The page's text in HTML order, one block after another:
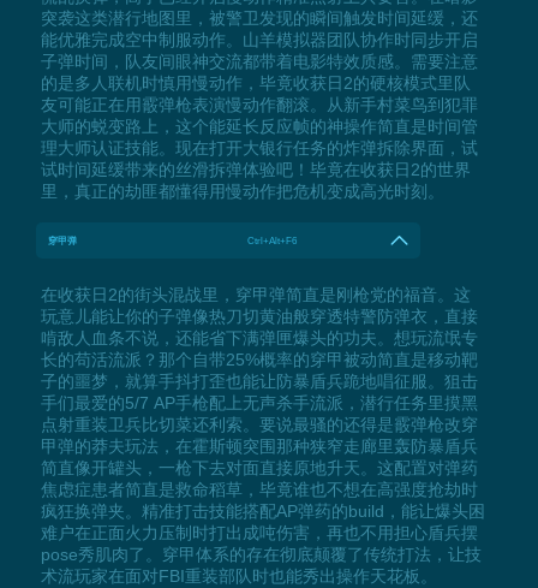
突袭这类潜行地图里，被警卫发现的瞬间触发时间延缓，还
能优雅完成空中制服动作。山羊模拟器团队协作时同步开启
子弹时间，队友间眼神交流都带着电影特效质感。需要注意
的是多人联机时慎用慢动作，毕竟收获日2的硬核模式里队
友可能正在用霰弹枪表演慢动作翻滚。从新手村菜鸟到犯罪
大师的蜕变路上，这个能延长反应帧的神操作简直是时间管
理大师认证技能。现在打开大银行任务的炸弹拆除界面，试
试时间延缓带来的丝滑拆弹体验吧！毕竟在收获日2的世界
里，真正的劫匪都懂得用慢动作把危机变成高光时刻。
穿甲弹 Ctrl+Alt+F6
在收获日2的街头混战里，穿甲弹简直是刚枪党的福音。这
玩意儿能让你的子弹像热刀切黄油般穿透特警防弹衣，直接
啃敌人血条不说，还能省下满弹匣爆头的功夫。想玩流氓专
长的苟活流派？那个自带25%概率的穿甲被动简直是移动靶
子的噩梦，就算手抖打歪也能让防暴盾兵跪地唱征服。狙击
手们最爱的5/7 AP手枪配上无声杀手流派，潜行任务里摸黑
点射重装卫兵比切菜还利索。要说最骚的还得是霰弹枪改穿
甲弹的莽夫玩法，在霍斯顿突围那种狭窄走廊里轰防暴盾兵
简直像开罐头，一枪下去对面直接原地升天。这配置对弹药
焦虑症患者简直是救命稻草，毕竟谁也不想在高强度抢劫时
疯狂换弹夹。精准打击技能搭配AP弹药的build，能让爆头困
难户在正面火力压制时打出成吨伤害，再也不用担心盾兵摆
pose秀肌肉了。穿甲体系的存在彻底颠覆了传统打法，让技
术流玩家在面对FBI重装部队时也能秀出操作天花板。